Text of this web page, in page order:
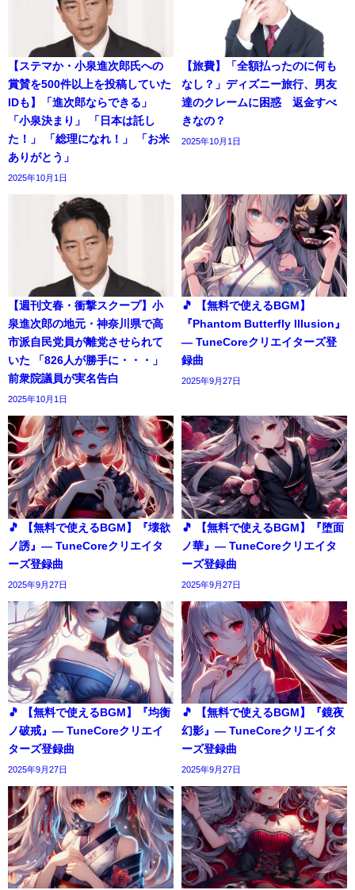
【ステマか・小泉進次郎氏への
賞賛を500件以上を投稿していた
IDも】「進次郎ならできる」
「小泉決まり」 「日本は託し
た！」 「総理になれ！」 「お米
ありがとう」
2025年10月1日
【旅費】「全額払ったのに何も
なし？」ディズニー旅行、男友
達のクレームに困惑 返金すべ
きなの？
2025年10月1日
【週刊文春・衝撃スクープ】小
泉進次郎の地元・神奈川県で高
市派自民党員が離党させられて
いた 「826人が勝手に・・・」
前衆院議員が実名告白
2025年10月1日
🎵 【無料で使えるBGM】
『Phantom Butterfly Illusion』
― TuneCoreクリエイターズ登
録曲
2025年9月27日
🎵 【無料で使えるBGM】『壊欲
ノ誘』― TuneCoreクリエイタ
ーズ登録曲
2025年9月27日
🎵 【無料で使えるBGM】『堕面
ノ華』― TuneCoreクリエイタ
ーズ登録曲
2025年9月27日
🎵 【無料で使えるBGM】『均衡
ノ破戒』― TuneCoreクリエイ
ターズ登録曲
2025年9月27日
🎵 【無料で使えるBGM】『鏡夜
幻影』― TuneCoreクリエイタ
ーズ登録曲
2025年9月27日